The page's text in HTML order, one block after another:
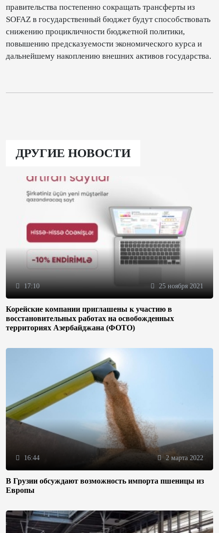
правительства постепенно сокращать трансферты из
SOFAZ в государственный бюджет будут способствовать
снижению процикличности бюджетной политики,
повышению предсказуемости экономического курса и
дальнейшему накоплению внешних активов государства.
ДРУГИЕ НОВОСТИ
17:10 25 ноября 2021
Корейские компании приглашены к участию в
восстановительных работах на освобожденных
территориях Азербайджана (ФОТО)
16:44 2 марта 2022
В Грузии обсуждают возможность импорта пшеницы из
Европы